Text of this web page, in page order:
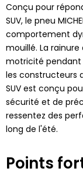
Conçu pour
SUV, le pneu
comportement
mouillé. La
motricité pendant
les constructeurs
SUV est conçu
sécurité et de
ressentez des
long de l'été.
Points